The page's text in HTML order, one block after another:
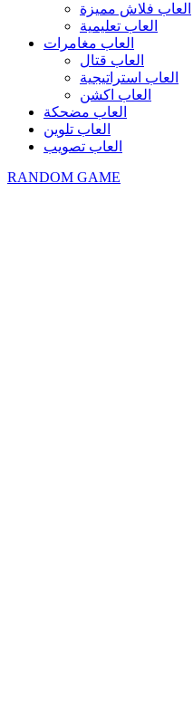
العاب فلاش مميزة
العاب تعليمية
العاب مغامرات
العاب قتال
العاب استراتيجية
العاب اكشن
العاب مضحكة
العاب تلوين
العاب تصويب
RANDOM GAME